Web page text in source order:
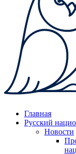
Главная
Русский
Новости